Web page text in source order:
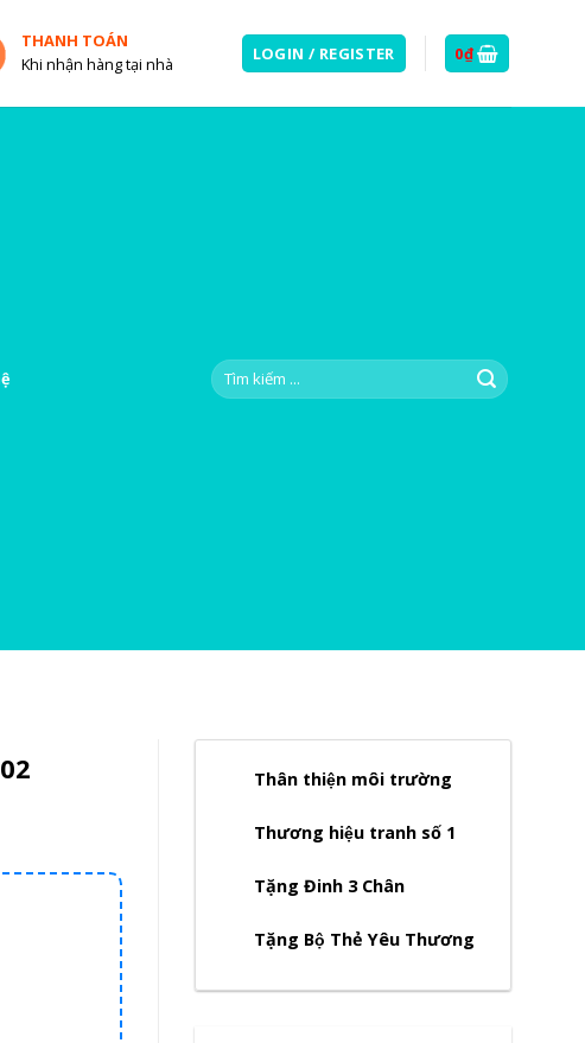
THANH TOÁN
Khi nhận hàng tại nhà
LOGIN / REGISTER 0₫
Search
for:
Thân thiện môi trường
Thương hiệu tranh số 1
Tặng Đinh 3 Chân
Tặng Bộ Thẻ Yêu Thương